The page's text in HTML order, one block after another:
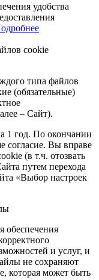
удобства
cookie
типа файлов
(обязательные)
– Сайт).
1 год. По окончании
согласие. Вы вправе
(в т.ч. отозвать
путем перехода
«Выбор настроек
обеспечения
и услуг, и
не сохраняют
которая может быть